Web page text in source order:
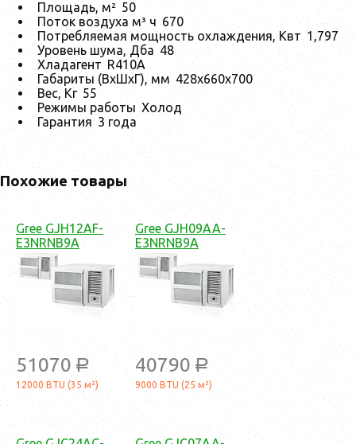
Площадь, м² 50
Поток воздуха м³ ч 670
Потребляемая мощность охлаждения, Квт 1,797
Уровень шума, Дба 48
Хладагент R410A
Габариты (ВхШхГ), мм 428x660x700
Вес, Кг 55
Режимы работы Холод
Гарантия 3 года
Похожие товары
Gree GJH12AF-
E3NRNB9A
51070 a
12000 BTU (35 м²)
Gree GJH09AA-
E3NRNB9A
40790 a
9000 BTU (25 м²)